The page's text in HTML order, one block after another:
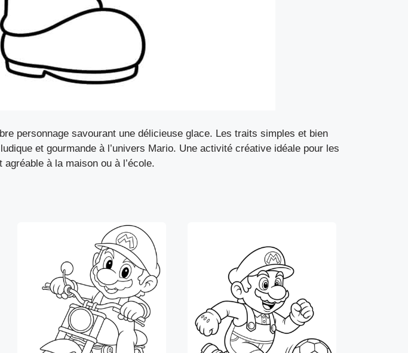
personnage savourant une délicieuse glace. Les traits simples et bien
et gourmande à l’univers Mario. Une activité créative idéale pour les
à la maison ou à l’école.